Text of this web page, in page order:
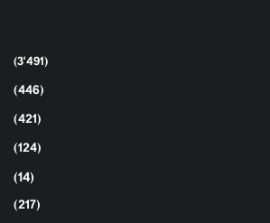
(3٬491)
(446)
(421)
(124)
(14)
(217)